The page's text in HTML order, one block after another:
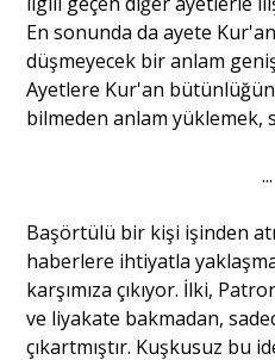
En sonunda da ayete
düşmeyecek bir anlam
Ayetlere Kur'an
bilmeden anlam yüklemek,
...
Başörtülü bir kişi işinden
haberlere ihtiyatla
karşımıza çıkıyor. İlki,
ve liyakate bakmadan,
çıkartmıştır. Kuşkusuz bu